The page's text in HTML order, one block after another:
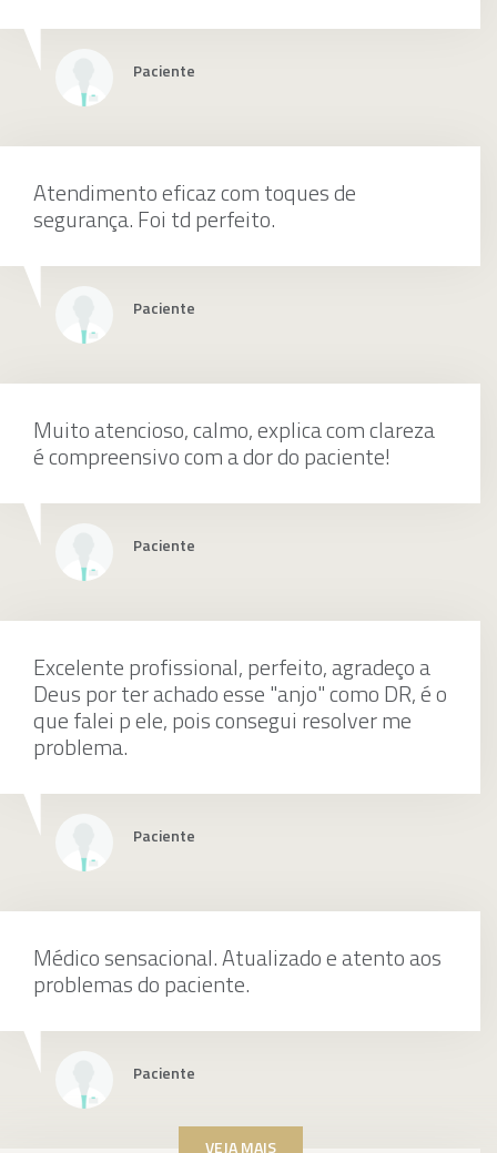
individualmente
Reducao Incruenta Da Fratura, Luxacao Ou
Fratura Luxacao Do Tornozelo
individualmente
Tenorrafia
individualmente
Tratamento Cirurgico Da Fratura
Transtrocanteriana
individualmente
Tratamento Cirurgico De Luxacao Ou Fratura
Paciente
Atendimento eficaz com toques de
segurança. Foi td perfeito.
Paciente
Muito atencioso, calmo, explica com clareza
é compreensivo com a dor do paciente!
Paciente
Excelente profissional, perfeito, agradeço a
Deus por ter achado esse "anjo" como DR, é o
que falei p ele, pois consegui resolver me
problema.
Paciente
Médico sensacional. Atualizado e atento aos
problemas do paciente.
Paciente
VEJA MAIS